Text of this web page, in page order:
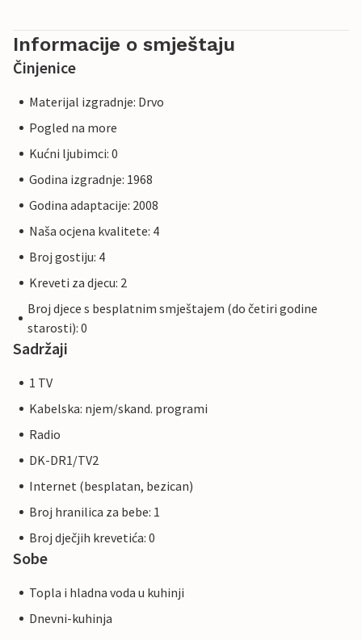
Informacije o smještaju
Činjenice
Materijal izgradnje: Drvo
Pogled na more
Kućni ljubimci: 0
Godina izgradnje: 1968
Godina adaptacije: 2008
Naša ocjena kvalitete: 4
Broj gostiju: 4
Kreveti za djecu: 2
Broj djece s besplatnim smještajem (do četiri godine
starosti): 0
Sadržaji
1 TV
Kabelska: njem/skand. programi
Radio
DK-DR1/TV2
Internet (besplatan, bezican)
Broj hranilica za bebe: 1
Broj dječjih krevetića: 0
Sobe
Topla i hladna voda u kuhinji
Dnevni-kuhinja